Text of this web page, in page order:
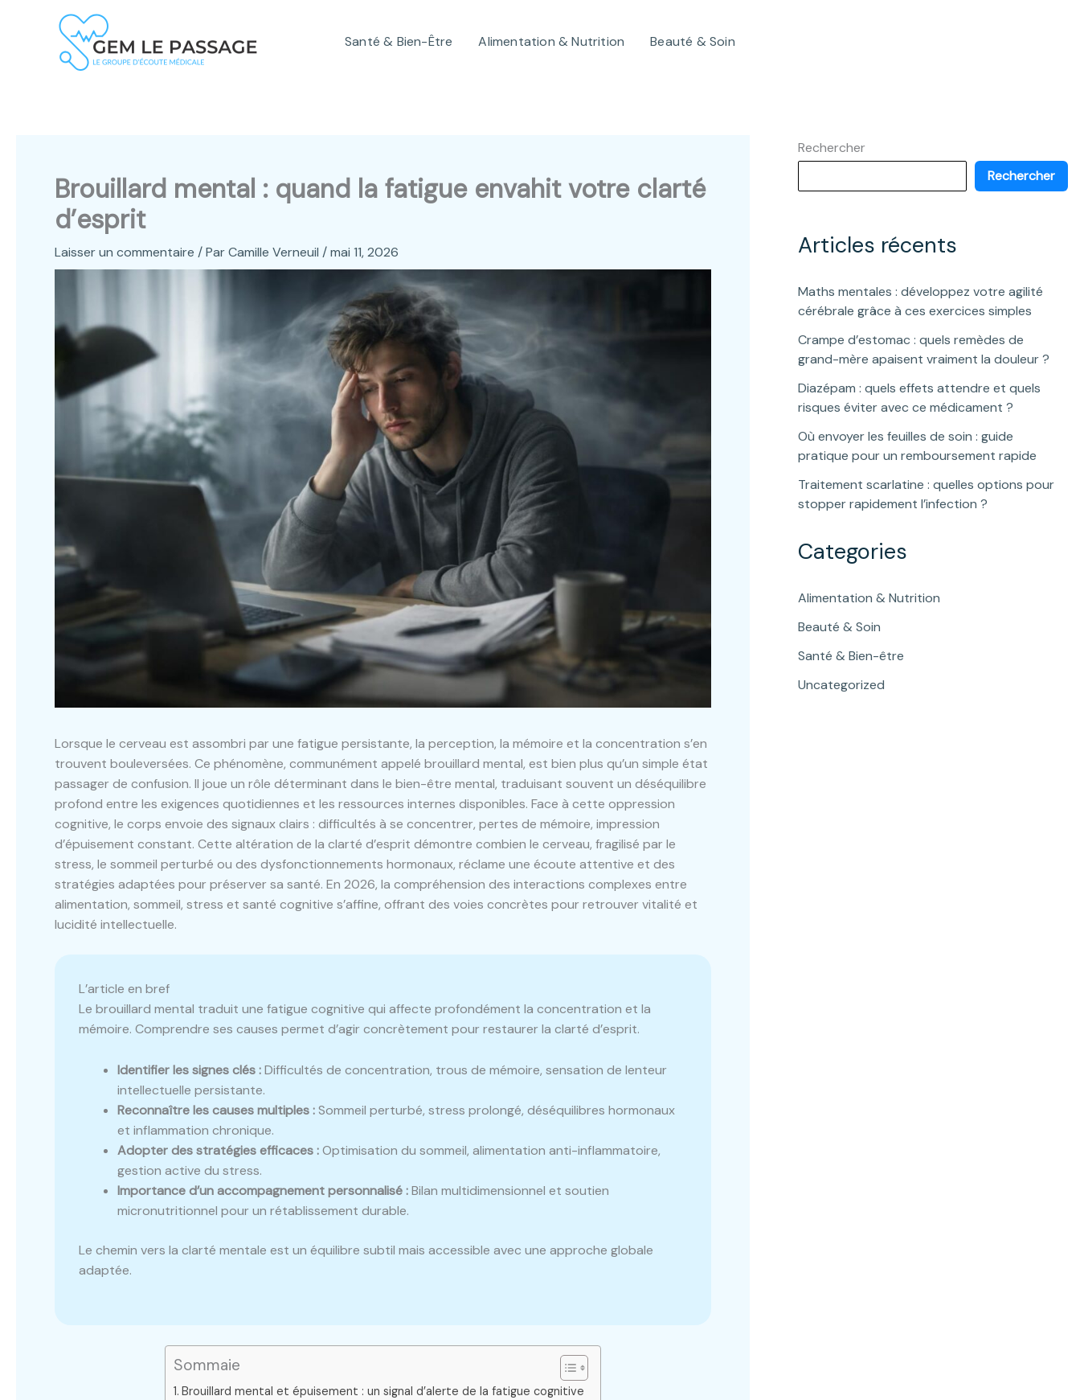
Santé & Bien-Être Alimentation & Nutrition Beauté & Soin
Brouillard mental : quand la fatigue envahit votre clarté
d’esprit
Laisser un commentaire / ParCamille Verneuil /mai 11, 2026
Lorsque le cerveau est assombri par une fatigue persistante, la perception, la mémoire et la concentration s’en
trouvent bouleversées. Ce phénomène, communément appelé brouillard mental, est bien plus qu’un simple état
passager de confusion. Il joue un rôle déterminant dans le bien-être mental, traduisant souvent un déséquilibre
profond entre les exigences quotidiennes et les ressources internes disponibles. Face à cette oppression
cognitive, le corps envoie des signaux clairs : difficultés à se concentrer, pertes de mémoire, impression
d’épuisement constant. Cette altération de la clarté d’esprit démontre combien le cerveau, fragilisé par le
stress, le sommeil perturbé ou des dysfonctionnements hormonaux, réclame une écoute attentive et des
stratégies adaptées pour préserver sa santé. En 2026, la compréhension des interactions complexes entre
alimentation, sommeil, stress et santé cognitive s’affine, offrant des voies concrètes pour retrouver vitalité et
lucidité intellectuelle.
L’article en bref
Le brouillard mental traduit une fatigue cognitive qui affecte profondément la concentration et la
mémoire. Comprendre ses causes permet d’agir concrètement pour restaurer la clarté d’esprit.
Identifier les signes clés :Difficultés de concentration, trous de mémoire, sensation de lenteur
intellectuelle persistante.
Reconnaître les causes multiples :Sommeil perturbé, stress prolongé, déséquilibres hormonaux
et inflammation chronique.
Adopter des stratégies efficaces :Optimisation du sommeil, alimentation anti-inflammatoire,
gestion active du stress.
Importance d’un accompagnement personnalisé :Bilan multidimensionnel et soutien
micronutritionnel pour un rétablissement durable.
Le chemin vers la clarté mentale est un équilibre subtil mais accessible avec une approche globale
adaptée.
Sommaie
Brouillard mental et épuisement : un signal d’alerte de la fatigue cognitive
Rechercher
Rechercher
Articles récents
Maths mentales : développez votre agilité
cérébrale grâce à ces exercices simples
Crampe d’estomac : quels remèdes de
grand-mère apaisent vraiment la douleur ?
Diazépam : quels effets attendre et quels
risques éviter avec ce médicament ?
Où envoyer les feuilles de soin : guide
pratique pour un remboursement rapide
Traitement scarlatine : quelles options pour
stopper rapidement l’infection ?
Categories
Alimentation & Nutrition
Beauté & Soin
Santé & Bien-être
Uncategorized